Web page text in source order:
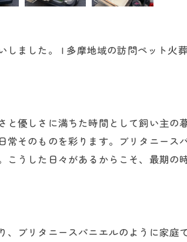
しました。 | 多摩地域の訪問ペット火
優しさに満ちた時間として飼い主
そのものを彩ります。ブリタニー
うした日々があるからこそ、最期
ブリタニースパニエルのように家